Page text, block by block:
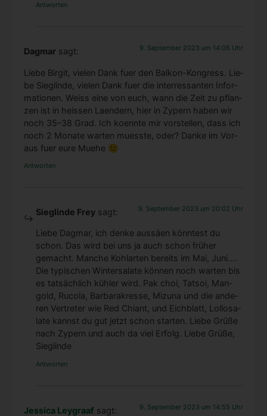
Antworten
Dagmar sagt: 9. September 2023 um 14:06 Uhr
Lie­be Bir­git, vie­len Dank fuer den Bal­kon-Kon­gress. Lie­
be Sieg­lin­de, vie­len Dank fuer die inter­res­san­ten Infor­
ma­tio­nen. Weiss eine von euch, wann die Zeit zu pflan­
zen ist in heis­sen Laen­dern, hier in Zypern haben wir
noch 35–38 Grad. Ich koenn­te mir vor­stel­len, dass ich
noch 2 Mona­te war­ten muess­te, oder? Dan­ke im Vor­
aus fuer eure Mue­he 🙂
Antworten
Sieglinde Frey sagt: 9. September 2023 um 20:02 Uhr
Lie­be Dag­mar, ich den­ke aus­sä­en könn­test du
schon. Das wird bei uns ja auch schon frü­her
gemacht. Man­che Kohl­ar­ten bereits im Mai, Juni.…
Die typi­schen Win­ter­sa­la­te kön­nen noch war­ten bis
es tat­säch­lich küh­ler wird. Pak choi, Tatsoi, Man­
gold, Ruco­la, Bar­ba­rak­res­se, Mizu­na und die ande­
ren Ver­tre­ter wie Red Chi­ant, und Eich­blatt, Lol­losa­
la­te kannst du gut jetzt schon star­ten. Lie­be Grü­ße
nach Zypern und auch da viel Erfolg. Lie­be Grü­ße,
Sieg­lin­de
Antworten
Jessica Leygraaf sagt: 9. September 2023 um 14:55 Uhr